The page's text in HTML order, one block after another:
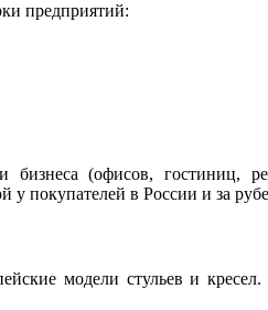
предприятий:
(офисов, гостиниц,
у покупателей в России и за
модели стульев и